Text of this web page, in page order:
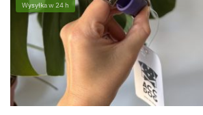
Wysyłka w 24 h